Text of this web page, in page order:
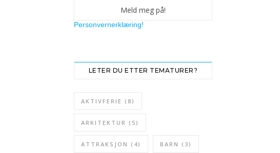
Personvernerklæring!
LETER DU ETTER TEMATURER?
AKTIVFERIE (8)
ARKITEKTUR (5)
ATTRAKSJON (4) BARN (3)